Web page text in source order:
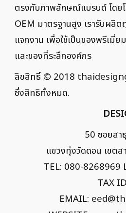
ตรงกับภาพลักษณ์แบรนด์ โดยโ
OEM มาตรฐานสูง เรารับผลิต
แจกงาน เพื่อใช้เป็นของพรีเมี่
และของที่ระลึกองค์กร
ลิขสิทธิ์ © 2018
ซึ่งสิทธิทั้งหมด.
50 ซอยส
แขวงทุ่งวัดดอน เขต
TEL: 080-8268969
TAX
EMAIL: